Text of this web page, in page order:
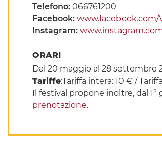
Telefono: 066761200
Facebook: www.facebook.com/
Instagram:
ORARI
Dal 20 maggio al 28 settembre
Tariffe:Tariffa intera: 10 € /
Il festival propone inoltre, dal
prenotazione.